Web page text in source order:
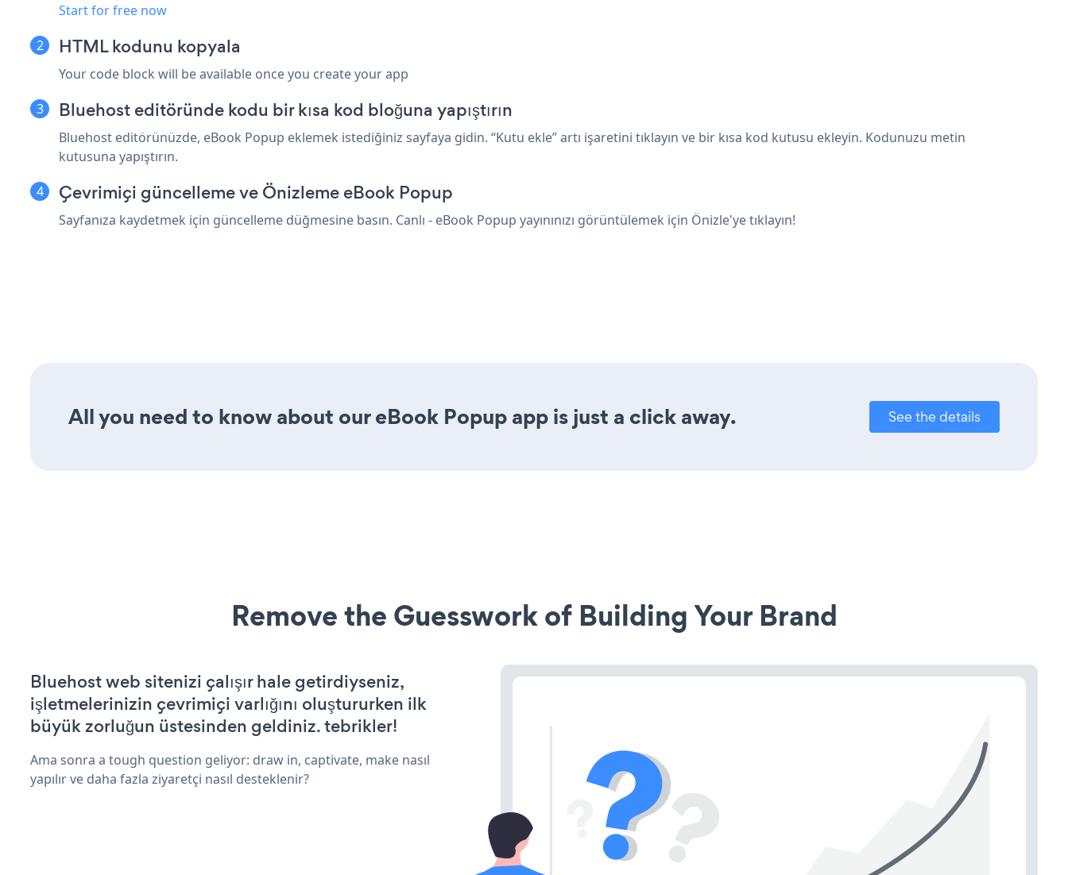
Start for free now
HTML kodunu kopyala
Your code block will be available once you create your app
Bluehost editöründe kodu bir kısa kod bloğuna yapıştırın
Bluehost editörünüzde, eBook Popup eklemek istediğiniz sayfaya gidin. “Kutu ekle” artı işaretini tıklayın ve bir kısa kod kutusu ekleyin. Kodunuzu metin
kutusuna yapıştırın.
Çevrimiçi güncelleme ve Önizleme eBook Popup
Sayfanıza kaydetmek için güncelleme düğmesine basın. Canlı - eBook Popup yayınınızı görüntülemek için Önizle'ye tıklayın!
All you need to know about our eBook Popup app is just a click away. See the details
Remove the Guesswork of Building Your Brand
Bluehost web sitenizi çalışır hale getirdiyseniz,
işletmelerinizin çevrimiçi varlığını oluştururken ilk
büyük zorluğun üstesinden geldiniz. tebrikler!
Ama sonra a tough question geliyor: draw in, captivate, make nasıl
yapılır ve daha fazla ziyaretçi nasıl desteklenir?